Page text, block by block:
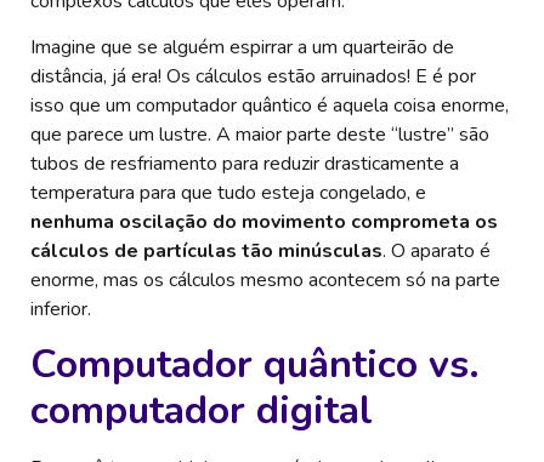
Imagine que se alguém espirrar a um quarteirão de
distância, já era! Os cálculos estão arruinados! E é por
isso que um computador quântico é aquela coisa enorme,
que parece um lustre. A maior parte deste “lustre” são
tubos de resfriamento para reduzir drasticamente a
temperatura para que tudo esteja congelado, e
nenhuma oscilação do movimento comprometa os
cálculos de partículas tão minúsculas. O aparato é
enorme, mas os cálculos mesmo acontecem só na parte
inferior.
Computador quântico vs.
computador digital